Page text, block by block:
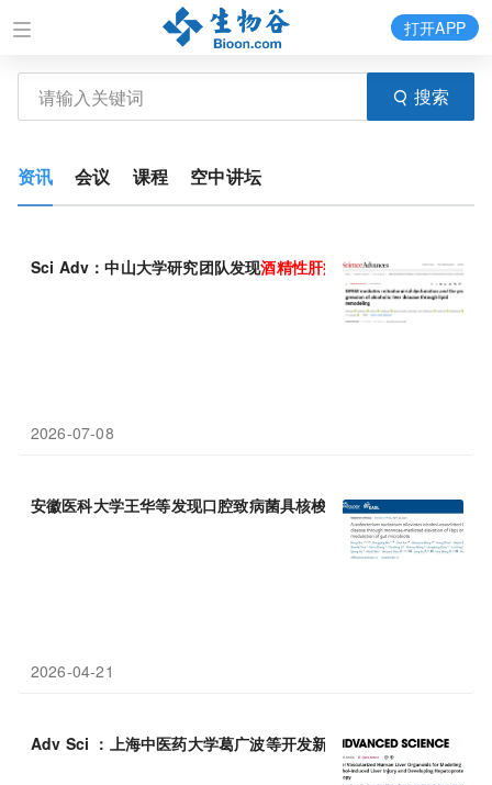
搜索
打开APP
资讯 会议 课程 空中讲坛
Sci Adv：中山大学研究团队发现酒精性肝病 治疗新靶点，恢复
2026-07-08
安徽医科大学王华等发现口腔致病菌具核梭杆菌竟能缓解酒精性
2026-04-21
Adv Sci ：上海中医药大学葛广波等开发新型血管化人肝类器官，